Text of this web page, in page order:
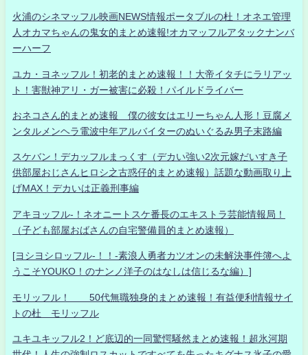
火浦のシネマッフル映画NEWS情報ポータブルの杜！オネエ管理
人オカマちゃんの鬼女的まとめ速報!オカマッフルアタックナンバ
ーハーフ
ユカ・ヨネッフル！初老的まとめ速報！！大帝イタチにラリアッ
ト！害獣神アリ・ガー被害に必殺！パイルドライバー
おネコさん的まとめ速報 僕の彼女はエリーちゃん人形！豆腐メ
ンタルメンヘラ電波中年アルバイターのぬいぐるみ男子末路編
スケバン！デカッフルまっくす（デカい強い2次元嫁だいすき子
供部屋おじさんヒロシ之古惑仔的まとめ速報）話題な動画取り上
げMAX！デカいは正義刑事編
アキヨッフル-！ネオニートスケ番長のエキストラ芸能情報局！
（子ども部屋おばさんの自宅警備員的まとめ速報）
[ヨシヨシロッフル-！！-素浪人勇者カツオンの未解決事件簿へよ
うこそYOUKO！のナンノ洋子のはなしは信じるな編）]
モリッフル！ 50代無職独身的まとめ速報！有益便利情報サイ
トの杜 モリッフル
ユキユキッフル2！ど底辺的一同驚愕騒然まとめ速報！超氷河期